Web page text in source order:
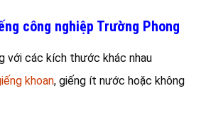
công nghiệp Trường Phong
với các kích thước khác nhau
khoan, giếng ít nước hoặc không